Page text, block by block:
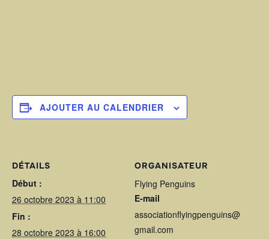
AJOUTER AU CALENDRIER
DÉTAILS
Début :
26 octobre 2023 à 11:00
Fin :
28 octobre 2023 à 16:00
ORGANISATEUR
Flying Penguins
E-mail
associationflyingpenguins@
gmail.com